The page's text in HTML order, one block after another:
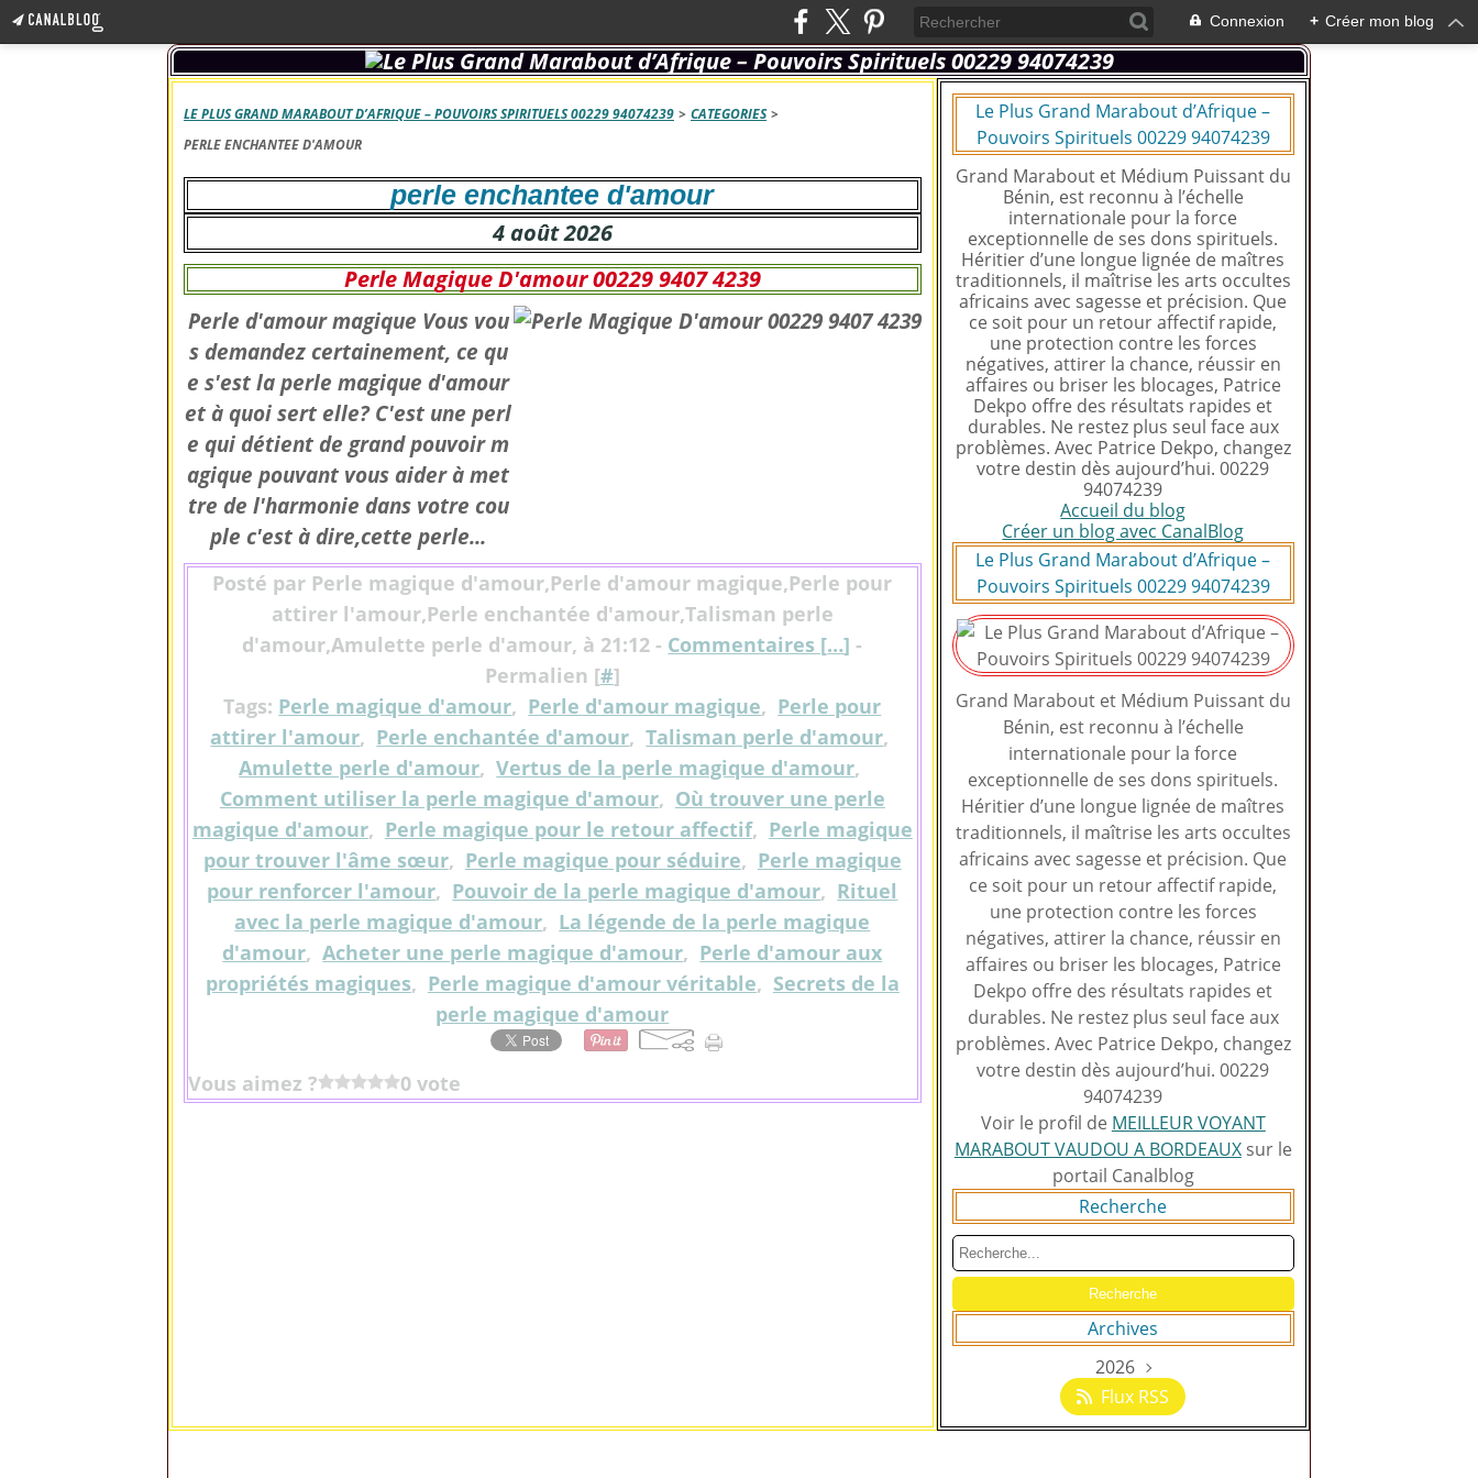
Connexion + Créer mon blog
LE PLUS GRAND MARABOUT D’AFRIQUE – POUVOIRS SPIRITUELS 00229 94074239 > CATEGORIES >
PERLE ENCHANTEE D'AMOUR
perle enchantee d'amour
4 août 2026
Perle Magique D'amour 00229 9407 4239
Perle d'amour magique Vous vou
s demandez certainement, ce qu
e s'est la perle magique d'amour
et à quoi sert elle? C'est une perl
e qui détient de grand pouvoir m
agique pouvant vous aider à met
tre de l'harmonie dans votre cou
ple c'est à dire,cette perle...
Posté par Perle magique d'amour,Perle d'amour magique,Perle pour
attirer l'amour,Perle enchantée d'amour,Talisman perle
d'amour,Amulette perle d'amour, à 21:12 - Commentaires […] -
Permalien [#]
Tags: Perle magique d'amour, Perle d'amour magique, Perle pour
attirer l'amour, Perle enchantée d'amour,Talisman perle d'amour,
Amulette perle d'amour,Vertus de la perle magique d'amour,
Comment utiliser la perle magique d'amour, Où trouver une perle
magique d'amour, Perle magique pour le retour affectif, Perle magique
pour trouver l'âme sœur, Perle magique pour séduire, Perle magique
pour renforcer l'amour, Pouvoir de la perle magique d'amour, Rituel
avec la perle magique d'amour, La légende de la perle magique
d'amour,Acheter une perle magique d'amour, Perle d'amour aux
propriétés magiques, Perle magique d'amour véritable, Secrets de la
perle magique d'amour
Vous aimez ? 0 vote
Le Plus Grand Marabout d’Afrique –
Pouvoirs Spirituels 00229 94074239
Grand Marabout et Médium Puissant du
Bénin, est reconnu à l’échelle
internationale pour la force
exceptionnelle de ses dons spirituels.
Héritier d’une longue lignée de maîtres
traditionnels, il maîtrise les arts occultes
africains avec sagesse et précision. Que
ce soit pour un retour affectif rapide,
une protection contre les forces
négatives, attirer la chance, réussir en
affaires ou briser les blocages, Patrice
Dekpo offre des résultats rapides et
durables. Ne restez plus seul face aux
problèmes. Avec Patrice Dekpo, changez
votre destin dès aujourd’hui. 00229
94074239
Accueil du blog
Créer un blog avec CanalBlog
Le Plus Grand Marabout d’Afrique –
Pouvoirs Spirituels 00229 94074239
Grand Marabout et Médium Puissant du
Bénin, est reconnu à l’échelle
internationale pour la force
exceptionnelle de ses dons spirituels.
Héritier d’une longue lignée de maîtres
traditionnels, il maîtrise les arts occultes
africains avec sagesse et précision. Que
ce soit pour un retour affectif rapide,
une protection contre les forces
négatives, attirer la chance, réussir en
affaires ou briser les blocages, Patrice
Dekpo offre des résultats rapides et
durables. Ne restez plus seul face aux
problèmes. Avec Patrice Dekpo, changez
votre destin dès aujourd’hui. 00229
94074239
Voir le profil de MEILLEUR VOYANT
MARABOUT VAUDOU A BORDEAUXsur le
portail Canalblog
Recherche
Archives
2026
Août(129)
Flux RSS